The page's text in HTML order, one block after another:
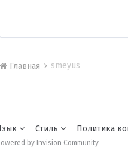
Главная smeyus
Стиль Политика
by Invision Community